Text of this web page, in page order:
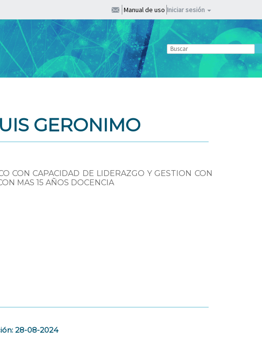
Manual de uso Iniciar sesión
GERONIMO
CON CAPACIDAD DE LIDERAZGO Y GESTION CON
MAS 15 AÑOS DOCENCIA
28-08-2024